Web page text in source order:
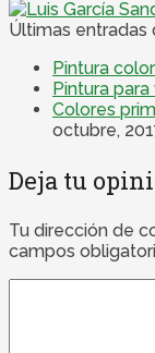
Últimas entradas
Pintura
Pintura para
Colores
octubre,
Deja tu
Tu dirección de
campos